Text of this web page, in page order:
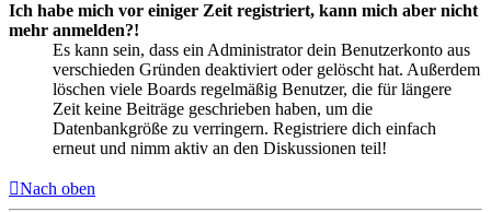
Ich habe mich vor einiger Zeit registriert, kann mich aber nicht
mehr anmelden?!
Es kann sein, dass ein Administrator dein Benutzerkonto aus
verschieden Gründen deaktiviert oder gelöscht hat. Außerdem
löschen viele Boards regelmäßig Benutzer, die für längere
Zeit keine Beiträge geschrieben haben, um die
Datenbankgröße zu verringern. Registriere dich einfach
erneut und nimm aktiv an den Diskussionen teil!
Nach oben